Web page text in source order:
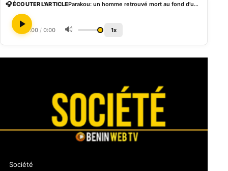
🎧 ÉCOUTER L'ARTICLE Parakou: un homme retrouvé mort au fond d’un puits à Kpérou-Guéra
0:00 / 0:00 🔊 1x
Société